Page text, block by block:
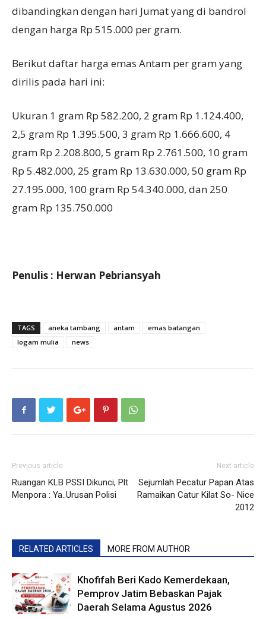
dibandingkan dengan hari Jumat yang di bandrol
dengan harga Rp 515.000 per gram.
Berikut daftar harga emas Antam per gram yang
dirilis pada hari ini:
Ukuran 1 gram Rp 582.200, 2 gram Rp 1.124.400,
2,5 gram Rp 1.395.500, 3 gram Rp 1.666.600, 4
gram Rp 2.208.800, 5 gram Rp 2.761.500, 10 gram
Rp 5.482.000, 25 gram Rp 13.630.000, 50 gram Rp
27.195.000, 100 gram Rp 54.340.000, dan 250
gram Rp 135.750.000
Penulis : Herwan Pebriansyah
TAGS aneka tambang antam
emas batangan
logam mulia
news
Previous article
Ruangan KLB PSSI Dikunci, Plt
Menpora : Ya..Urusan Polisi
Next article
Sejumlah Pecatur Papan Atas
Ramaikan Catur Kilat So- Nice
2012
RELATED ARTICLES MORE FROM AUTHOR
Khofifah Beri Kado Kemerdekaan,
Pemprov Jatim Bebaskan Pajak
Daerah Selama Agustus 2026